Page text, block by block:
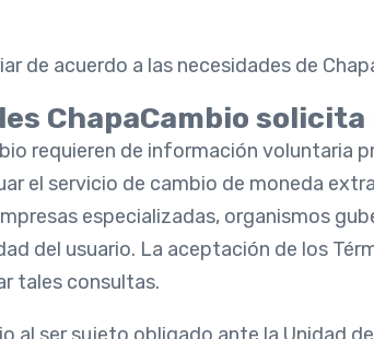
de acuerdo a las necesidades de
ChapaCambio
requieren de información voluntaria
el servicio de cambio de moneda
especializadas, organismos
del usuario. La aceptación de los
tales consultas.